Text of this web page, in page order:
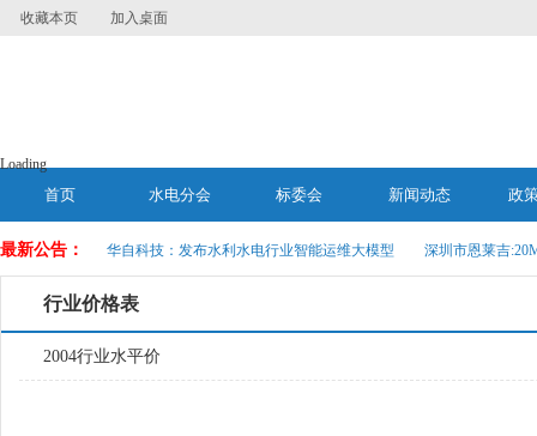
收藏本页 加入桌面
Loading
首页 水电分会 标委会 新闻动态 政
最新公告： 华自科技：发布水利水电行业智能运维大模型 深圳市恩莱吉
行业价格表
2004行业水平价